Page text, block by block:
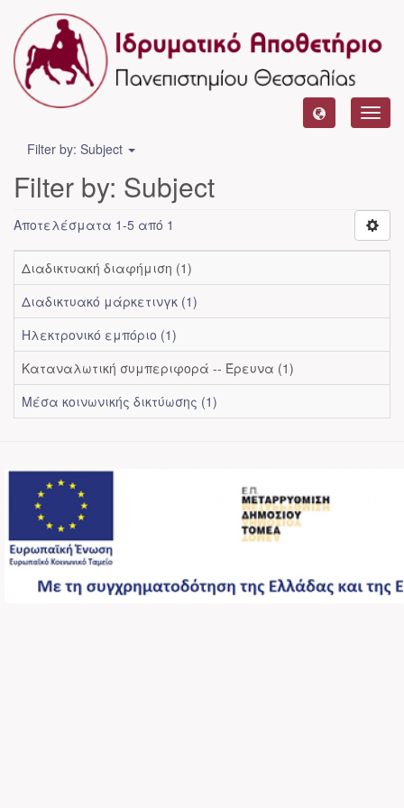
Filter by: Subject
Filter by: Subject
Αποτελέσματα 1-5 από 1
Διαδικτυακή διαφήμιση (1)
Διαδικτυακό μάρκετινγκ (1)
Ηλεκτρονικό εμπόριο (1)
Καταναλωτική συμπεριφορά -- Έρευνα (1)
Μέσα κοινωνικής δικτύωσης (1)